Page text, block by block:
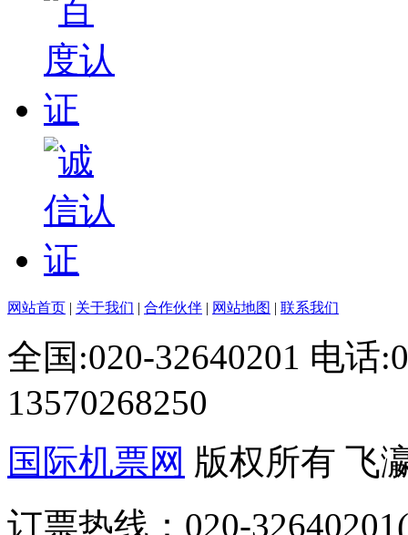
网站首页 | 关于我们 | 合作伙伴 | 网站地图 | 联系我们
全国:020-32640201 电话
13570268250
国际机票网 版权所有 飞
订票热线：020-